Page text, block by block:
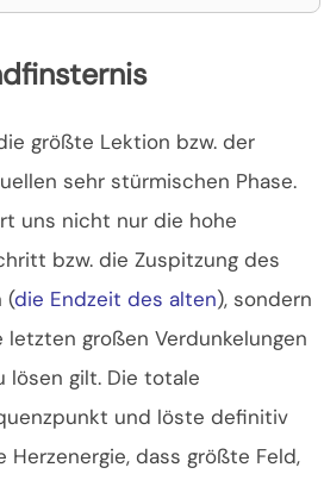
größte Lektion bzw. der
sehr stürmischen Phase.
uns nicht nur die hohe
bzw. die Zuspitzung des
(die Endzeit des alten), sondern
großen Verdunkelungen
lösen gilt. Die totale
und löste definitiv
dass größte Feld,